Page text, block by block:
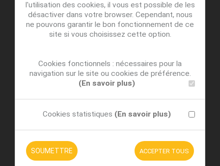
l'utilisation des cookies, il vous est possible de les
désactiver dans votre browser. Cependant, nous
ne pouvons garantir le bon fonctionnement de ce
site si vous choisissez cette option.
Cookies fonctionnels : nécessaires pour la
navigation sur le site ou cookies de préférence.
(En savoir plus)
Cookies statistiques (En savoir plus)
SOUMETTRE ACCEPTER TOUS